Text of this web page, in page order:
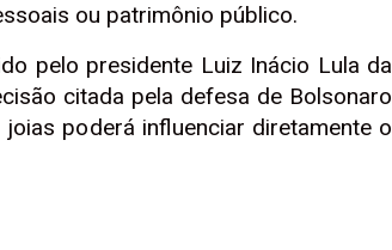
ou patrimônio público.
pelo presidente Luiz Inácio Lula da
citada pela defesa de Bolsonaro
poderá influenciar diretamente o